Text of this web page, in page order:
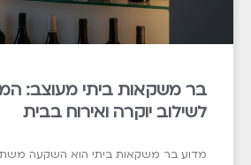
בר משקאות ביתי מעוצב:
לשילוב יוקרה ואירוח בבית
מדוע בר משקאות ביתי הוא השקעה